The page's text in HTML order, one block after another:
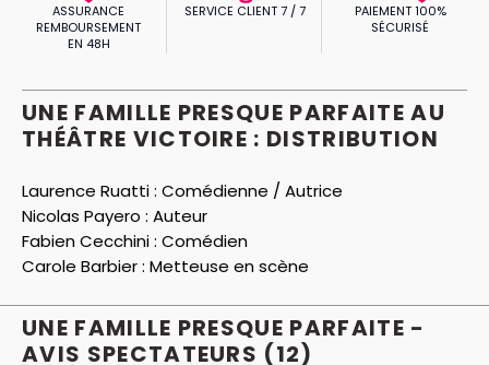
ASSURANCE
REMBOURSEMENT
EN 48H
SERVICE CLIENT 7 / 7
PAIEMENT 100%
SÉCURISÉ
UNE FAMILLE PRESQUE PARFAITE AU
THÉÂTRE VICTOIRE : DISTRIBUTION
Laurence Ruatti : Comédienne / Autrice
Nicolas Payero : Auteur
Fabien Cecchini : Comédien
Carole Barbier : Metteuse en scène
UNE FAMILLE PRESQUE PARFAITE -
AVIS SPECTATEURS (12)